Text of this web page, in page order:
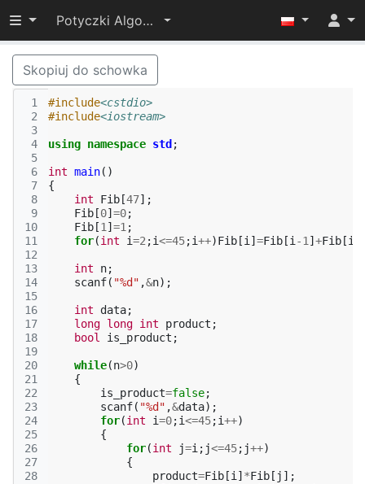
Przełącz widoczność menu
Potyczki Algorytmiczne 2014
Skopiuj do schowka
1
2
3
4
5
6
7
8
9
10
11
12
13
14
15
16
17
18
19
20
21
22
23
24
25
26
27
28
#include<cstdio>
#include<iostream>
using namespace std ;
int main()
{
int
Fib [47];
Fib [0] =0;
Fib [1 ] =1 ;
for(int i=2 ;i<=45;i++)Fib [i ] =Fib [i -1 ] +Fib [i
int n;
scanf( "%d" ,&n);
int data;
long long int product ;
bool
is_product ;
while(n>0)
{
is_product=false;
scanf( "%d" ,&data);
for(int i=0;i<=45;i++)
{
for(int j=i ; j<=45; j++)
{
product=Fib [i ] *Fib [ j ];